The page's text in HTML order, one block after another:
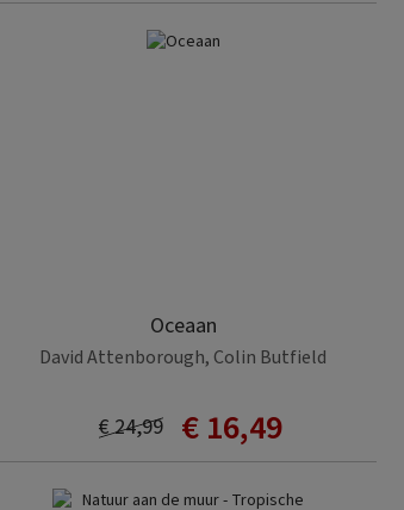
Oceaan
David Attenborough, Colin Butfield
€ 16,49
€ 24,99